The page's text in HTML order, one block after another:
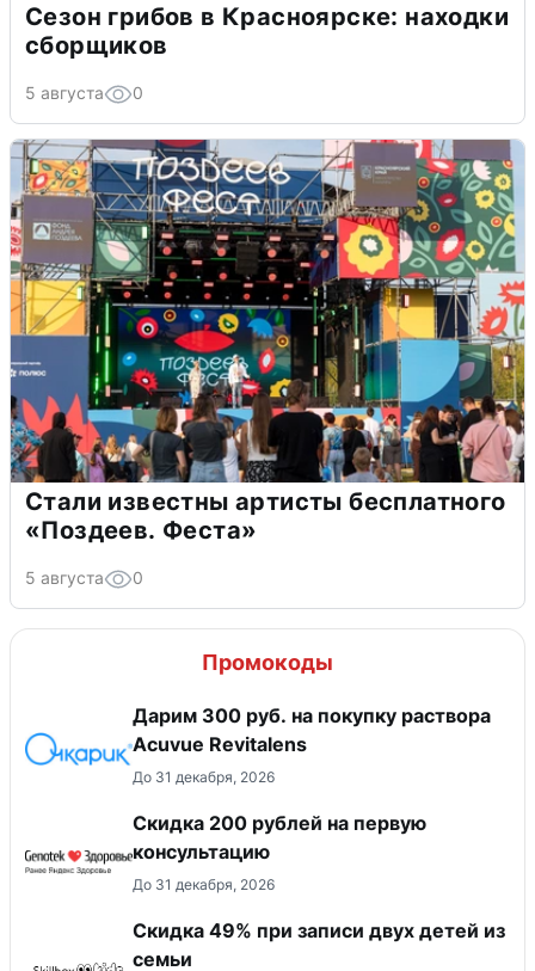
Сезон грибов в Красноярске: находки
сборщиков
5 августа 0
Стали известны артисты бесплатного
«Поздеев. Феста»
5 августа 0
Промокоды
Дарим 300 руб. на покупку раствора
Acuvue Revitalens
До 31 декабря, 2026
Скидка 200 рублей на первую
консультацию
До 31 декабря, 2026
Скидка 49% при записи двух детей из
семьи